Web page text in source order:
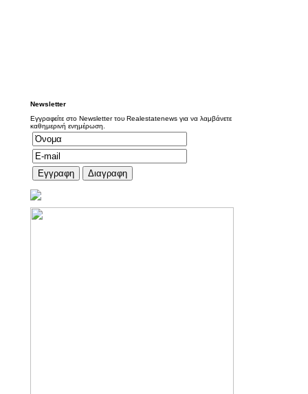
Newsletter
Εγγραφείτε στο Newsletter του Realestatenews για να λαμβάνετε
καθημερινή ενημέρωση.